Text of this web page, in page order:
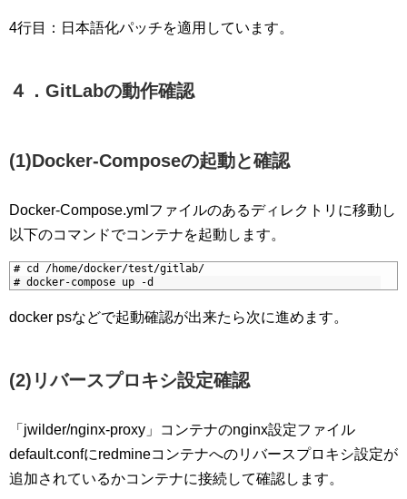
4行目：日本語化パッチを適用しています。
４．GitLabの動作確認
(1)Docker-Composeの起動と確認
Docker-Compose.ymlファイルのあるディレクトリに移動し
以下のコマンドでコンテナを起動します。
# cd /home/docker/test/gitlab/
# docker-compose up -d
docker psなどで起動確認が出来たら次に進めます。
(2)リバースプロキシ設定確認
「jwilder/nginx-proxy」コンテナのnginx設定ファイル
default.confにredmineコンテナへのリバースプロキシ設定が
追加されているかコンテナに接続して確認します。